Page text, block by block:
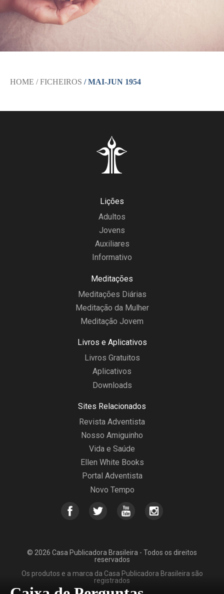
HOME / FICHEIROS / MAI-JUN 1954
Lições
Adultos
Jovens
Auxiliares
Informativo
Meditações
Meditações Diárias
Meditação da Mulher
Meditação Jovem
Livros e Aplicativos
Livros Gratuitos
Aplicativos
Downloads
Sites Relacionados
Revista Adventista
Nosso Amiguinho
Vida e Saúde
Ellen White Books
Portal Adventista
Novo Tempo
© 2026 Casa Publicadora Brasileira - Todos os direitos
reservados
Os produtos e a marca da Casa Publicadora Brasileira são
registrados